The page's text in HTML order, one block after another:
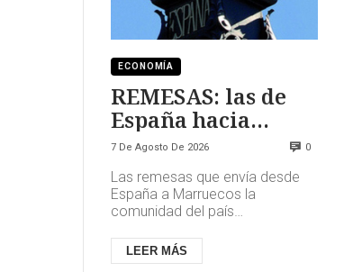
ECONOMÍA
REMESAS: las de
España hacia
Marruecos se han
triplicado
7 De Agosto De 2026 0
Las remesas que envía desde
España a Marruecos la
comunidad del país
en apenas una década y rozan
ya los 1.600 mi...
LEER MÁS